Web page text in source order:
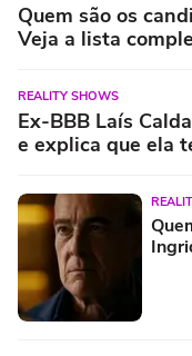
Quem são os
Veja a lista
REALITY SHOWS
Ex-BBB Laís
e explica que ela